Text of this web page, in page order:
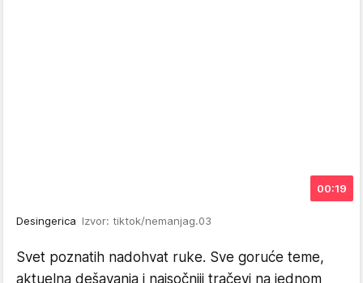
00:19
Desingerica Izvor: tiktok/nemanjag.03
Svet poznatih nadohvat ruke. Sve goruće teme,
aktuelna dešavanja i najsočniji tračevi na jednom